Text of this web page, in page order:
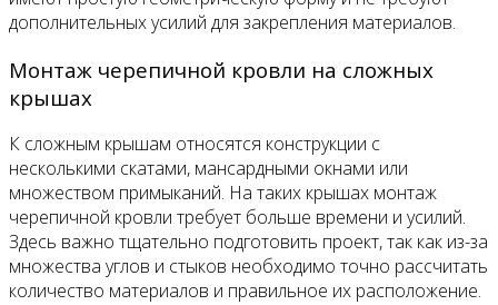
дополнительных усилий для закрепления материалов.
Монтаж черепичной кровли на сложных
крышах
К сложным крышам относятся конструкции с
несколькими скатами, мансардными окнами или
множеством примыканий. На таких крышах монтаж
черепичной кровли требует больше времени и усилий.
Здесь важно тщательно подготовить проект, так как из-за
множества углов и стыков необходимо точно рассчитать
количество материалов и правильное их расположение.